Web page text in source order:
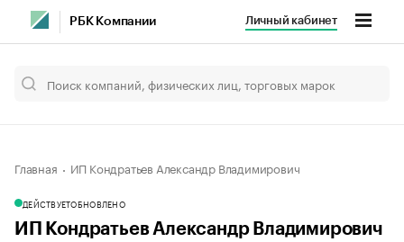
РБК Компании Личный кабинет
Главная ИП Кондратьев Александр Владимирович
ДЕЙСТВУЕТОБНОВЛЕНО
ИП Кондратьев Александр Владимирович